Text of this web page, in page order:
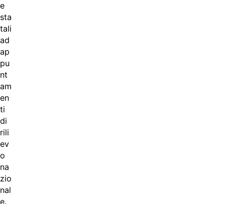
e
sta
tali
ad
ap
pu
nt
am
en
ti
di
rili
ev
o
na
zio
nal
e.